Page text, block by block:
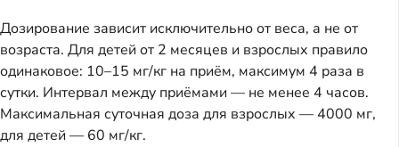
Дозирование зависит исключительно от веса, а не от
возраста. Для детей от 2 месяцев и взрослых правило
одинаковое: 10–15 мг/кг на приём, максимум 4 раза в
сутки. Интервал между приёмами — не менее 4 часов.
Максимальная суточная доза для взрослых — 4000 мг,
для детей — 60 мг/кг.